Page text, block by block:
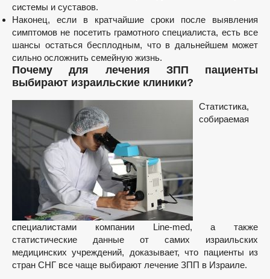
системы и суставов.
Наконец, если в кратчайшие сроки после выявления
симптомов не посетить грамотного специалиста, есть все
шансы остаться бесплодным, что в дальнейшем может
сильно осложнить семейную жизнь.
Почему для лечения ЗПП пациенты
выбирают израильские клиники?
Статистика,
собираемая
специалистами компании Line-med, а также
статистические данные от самих израильских
медицинских учреждений, доказывает, что пациенты из
стран СНГ все чаще выбирают лечение ЗПП в Израиле.